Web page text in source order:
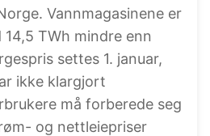
Vannmagasinene er
TWh mindre enn
settes 1. januar,
ikke klargjort
må forberede seg
og nettleiepriser